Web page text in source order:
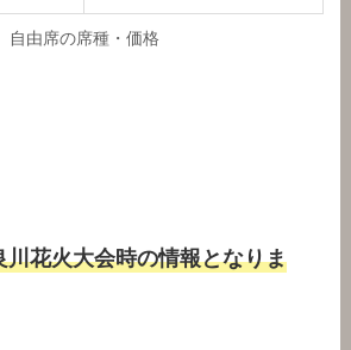
自由席の席種・価格
花火大会時の情報となりま